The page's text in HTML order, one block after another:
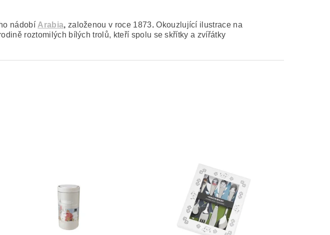
nádobí Arabia, založenou v roce 1873.Okouzlující ilustrace na
roztomilých bílých trolů, kteří spolu se skřítky a zvířátky